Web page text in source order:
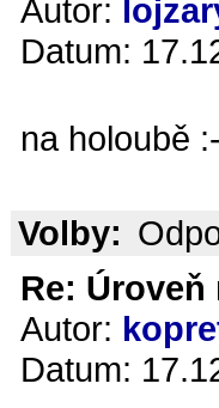
Autor:
Datum:
na holoubě
Volby:
Re:
Autor:
Datum: